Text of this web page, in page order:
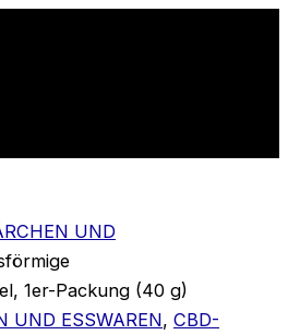
UND
1er-Packung (40 g)
UND ESSWAREN, CBD-